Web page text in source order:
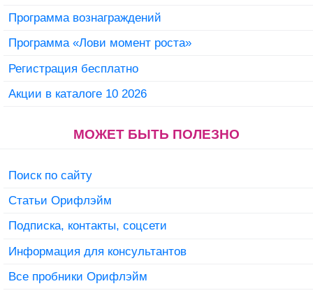
Программа вознаграждений
Программа «Лови момент роста»
Регистрация бесплатно
Акции в каталоге 10 2026
МОЖЕТ БЫТЬ ПОЛЕЗНО
Поиск по сайту
Статьи Орифлэйм
Подписка, контакты, соцсети
Информация для консультантов
Все пробники Орифлэйм